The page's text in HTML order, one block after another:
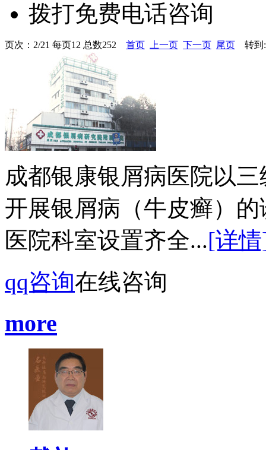
拨打免费电话咨询
页次：2/21 每页12 总数252 首页 上一页 下一页 尾页 转到:
成都银康银屑病医院以
开展银屑病（牛皮癣）
医院科室设置齐全...[详
qq咨询在线咨询
more